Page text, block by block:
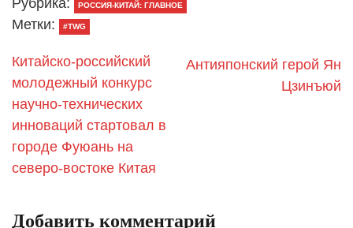
РОССИЯ-КИТАЙ: ГЛАВНОЕ
Метки: #TWG
Китайско-российский
молодежный конкурс
научно-технических
инноваций стартовал в
городе Фуюань на
северо-востоке Китая
Антияпонский герой Ян
Цзинъюй
Добавить комментарий